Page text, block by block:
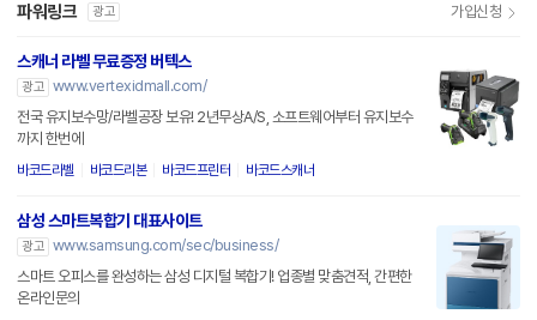
파워링크 광고 가입신청
스캐너 라벨 무료증정 버텍스
광고 www.vertexidmall.com/
전국 유지보수망/라벨공장 보유! 2년무상A/S, 소프트웨어부터 유지보수
까지 한번에
바코드라벨 바코드리본 바코드프린터 바코드스캐너
삼성 스마트복합기 대표사이트
광고 www.samsung.com/sec/business/
스마트 오피스를 완성하는 삼성 디지털 복합기! 업종별 맞춤견적, 간편한
온라인문의